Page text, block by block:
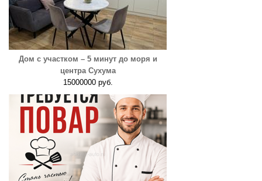
Дом с участком – 5 минут до моря и
центра Сухума
15000000 руб.